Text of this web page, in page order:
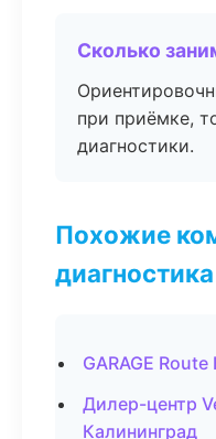
Сколько
при приёмке,
диагностики.
Похожие
GARAGE
Дилер-центр
Калининград